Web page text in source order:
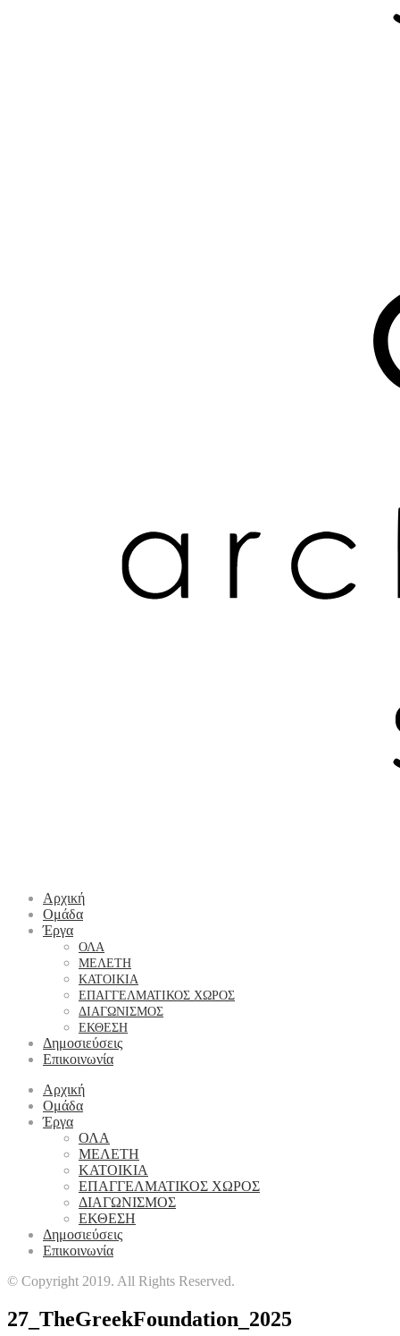
Αρχική
Ομάδα
Έργα
ΟΛΑ
ΜΕΛΕΤΗ
ΚΑΤΟΙΚΙΑ
ΕΠΑΓΓΕΛΜΑΤΙΚΟΣ ΧΩΡΟΣ
ΔΙΑΓΩΝΙΣΜΟΣ
ΕΚΘΕΣΗ
Δημοσιεύσεις
Επικοινωνία
Αρχική
Ομάδα
Έργα
ΟΛΑ
ΜΕΛΕΤΗ
ΚΑΤΟΙΚΙΑ
ΕΠΑΓΓΕΛΜΑΤΙΚΟΣ ΧΩΡΟΣ
ΔΙΑΓΩΝΙΣΜΟΣ
ΕΚΘΕΣΗ
Δημοσιεύσεις
Επικοινωνία
© Copyright 2019. All Rights Reserved.
27_TheGreekFoundation_2025